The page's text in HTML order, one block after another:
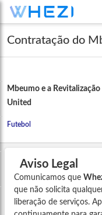
Contratação do
Mbeumo e a
United
Futebol
Aviso Legal
Comunicamos que
que não solicita
liberação de serviços.